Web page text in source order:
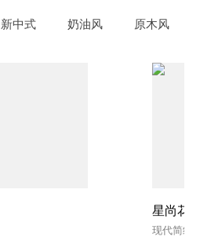
新中式 奶油风 原木风
星尚花
现代简约